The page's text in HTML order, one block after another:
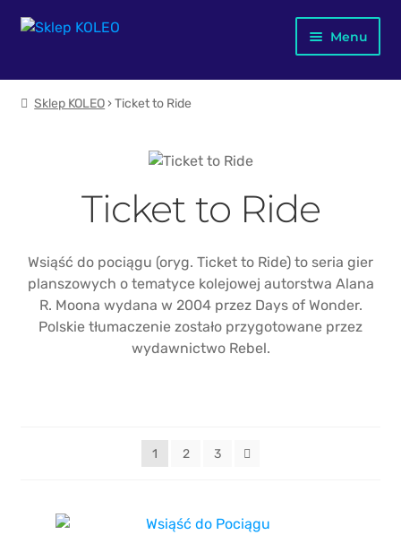
Przejdź
Przejdź
Menu
Jubileusz X-lecia
Plakaty
Kubki
Sklep KOLEO› Ticket to Ride
Ticket to Ride
Wsiąść do pociągu (oryg. Ticket to Ride) to seria gier
planszowych o tematyce kolejowej autorstwa Alana
R. Moona wydana w 2004 przez Days of Wonder.
Polskie tłumaczenie zostało przygotowane przez
wydawnictwo Rebel.
1 2 3